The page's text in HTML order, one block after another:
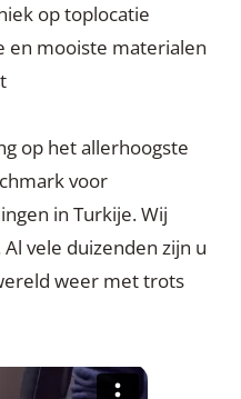
op toplocatie
mooiste materialen
op het allerhoogste
voor
in Turkije. Wij
vele duizenden zijn u
weer met trots